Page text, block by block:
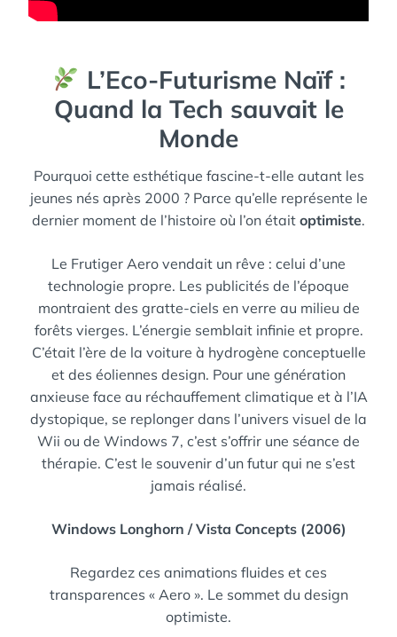
L’Eco-Futurisme Naïf :
Quand la Tech sauvait le
Monde
Pourquoi cette esthétique fascine-t-elle autant les
jeunes nés après 2000 ? Parce qu’elle représente le
dernier moment de l’histoire où l’on était optimiste.
Le Frutiger Aero vendait un rêve : celui d’une
technologie propre. Les publicités de l’époque
montraient des gratte-ciels en verre au milieu de
forêts vierges. L’énergie semblait infinie et propre.
C’était l’ère de la voiture à hydrogène conceptuelle
et des éoliennes design. Pour une génération
anxieuse face au réchauffement climatique et à l’IA
dystopique, se replonger dans l’univers visuel de la
Wii ou de Windows 7, c’est s’offrir une séance de
thérapie. C’est le souvenir d’un futur qui ne s’est
jamais réalisé.
Windows Longhorn / Vista Concepts (2006)
Regardez ces animations fluides et ces
transparences « Aero ». Le sommet du design
optimiste.